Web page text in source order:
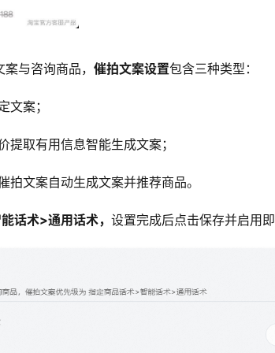
案与咨询商品，催拍文案设置包含三种类型：
案；
取有用信息智能生成文案；
文案自动生成文案并推荐商品。
话术>通用话术，设置完成后点击保存并启用